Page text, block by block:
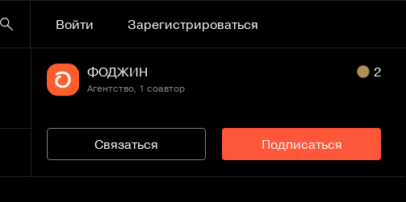
Войти Зарегистрироваться
ФОДЖИН
Агентство, 1 соавтор
2
Связаться Подписаться